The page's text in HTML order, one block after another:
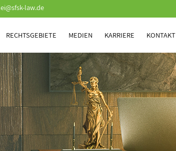
law.de
RECHTSGEBIETE MEDIEN KARRIERE KONTAKT